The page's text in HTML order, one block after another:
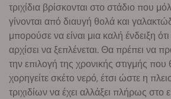
τριχίδια βρίσκονται στο στάδιο που
γίνονται από διαυγή θολά και
μπορούσε να είναι μια καλή ένδειξη
αρχίσει να ξεπλένεται. Θα πρέπει να
την επιλογή της χρονικής στιγμής που
χορηγείτε σκέτο νερό, έτσι ώστε η
τριχιδίων να έχει αλλάξει πλήρως